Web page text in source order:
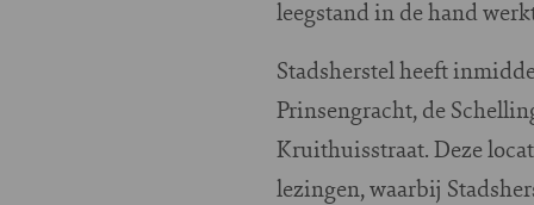
leegstand in de hand
Stadsherstel heeft
Prinsengracht, de
Kruithuisstraat. Deze
lezingen, waarbij